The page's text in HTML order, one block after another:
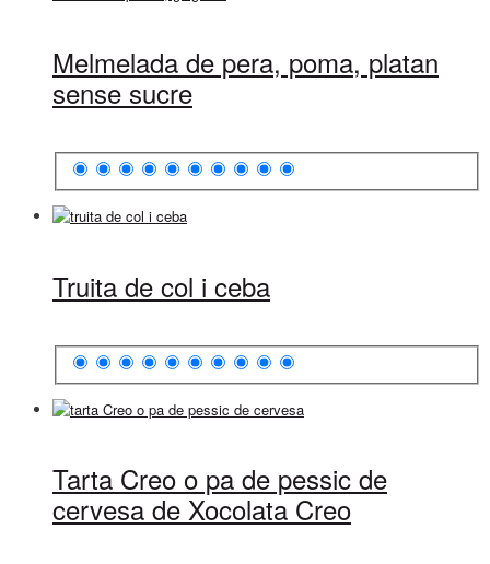
Melmelada de pera, poma, platan
sense sucre
Truita de col i ceba
Tarta Creo o pa de pessic de
cervesa de Xocolata Creo